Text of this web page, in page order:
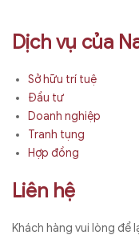
Dịch vụ của
Sở hữu trí tuệ
Đầu tư
Doanh nghiệp
Tranh tụng
Hợp đồng
Liên hệ
Khách hàng vui lòng để